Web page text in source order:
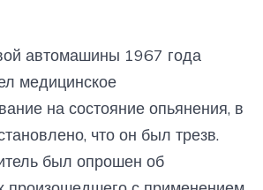
автомашины 1967 года
медицинское
на состояние опьянения, в
что он был трезв.
был опрошен об